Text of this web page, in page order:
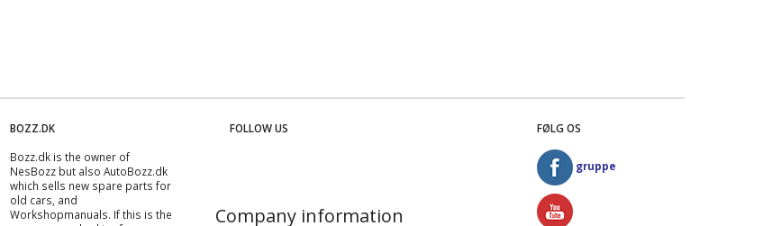
BOZZ.DK
Bozz.dk is the owner of
NesBozz but also AutoBozz.dk
which sells new spare parts for
old cars, and
Workshopmanuals. If this is the
FOLLOW US
Company information
FØLG OS
gruppe